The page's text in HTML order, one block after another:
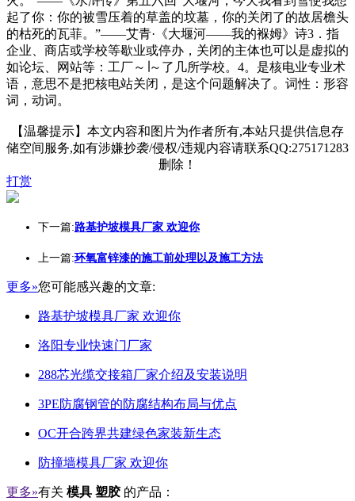
起了你：你的被雪压着的草盖的坟墓，你的关闭了的故居檐头
的枯死的瓦菲。”——艾青·《大堰河——我的褓姆》诗3．指
企业、商店或学校等歇业或停办，关闭的主体也可以是虚拟的
如论坛、网站等：工厂～∣～了几所学校。4。是核电业专业术
语，意思不是把核电站关闭，是这个问题解决了。词性：形容
词，动词。
【温馨提示】本文内容和图片为作者所有,本站只提供信息存
储空间服务,如有涉嫌抄袭/侵权/违规内容请联系QQ:275171283
删除！
打赏
下一篇:路基护坡模具厂家 欢迎你
上一篇:环氧富锌漆的施工前处理以及施工方法
更多»您可能感兴趣的文章:
路基护坡模具厂家 欢迎你
洛阳专业快速门厂家
288芯光缆交接箱厂家介绍及安装说明
3PE防腐钢管的防腐结构布局与优点
OC开合跨界共建绿色家装新生态
防撞墙模具厂家 欢迎你
更多»有关 模具 塑胶 的产品：